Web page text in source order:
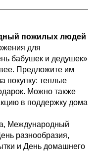
пожилых людей
для
бабушек и дедушек»
Предложите им
покупку: теплые
Можно также
в поддержку дома
Международный
разнообразия,
и День домашнего